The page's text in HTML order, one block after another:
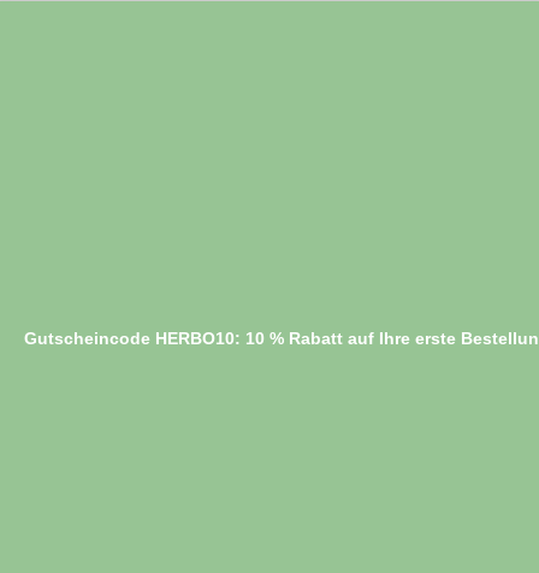
Gutscheincode HERBO10: 10 % Rabatt auf Ihre erste